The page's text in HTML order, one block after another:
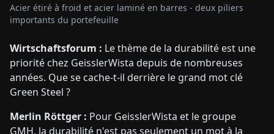
Acier étiré à froid et acier laminé en barres - deux piliers
importants du portefeuille
Wirtschaftsforum : Le thème de la durabilité est une
priorité chez GeisslerWista depuis de nombreuses
années. Que se cache-t-il derrière le grand mot clé
Green Steel ?
Merlin Röttger : Pour GeisslerWista et le groupe
GMH, la durabilité n'est pas seulement un mot à la